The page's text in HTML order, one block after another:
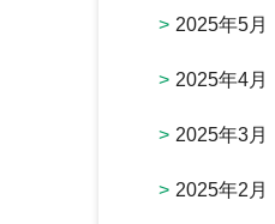
2025年5月
2025年4月
2025年3月
2025年2月